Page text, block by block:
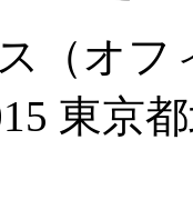
（オフ
東京